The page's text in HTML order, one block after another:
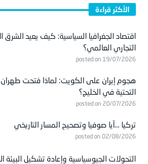
الأكثر قراءة
اقتصاد الجغرافيا السياسية: كيف يعيد
التجاري العالمي؟
posted on 19/07/2026
هجوم إيران على الكويت: لماذا فتحت طهران
التحتية في الخليج؟
posted on 20/07/2026
تركيا …آيا صوفيا وتصحيح المسار التاريخي
posted on 02/08/2026
التحولات الجيوسياسية وإعادة تشكيل البيئة